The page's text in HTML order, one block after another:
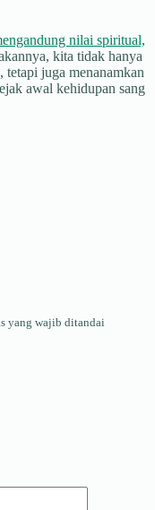
nilai spiritual,
kita tidak hanya
tetapi juga menanamkan
awal kehidupan sang
yang wajib ditandai